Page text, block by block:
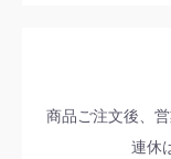
商品ご注文後、
連休